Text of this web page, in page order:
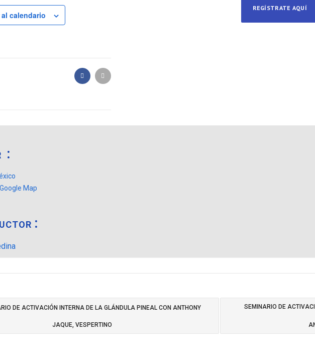
calendario
REGÍSTRATE AQUÍ
Map
DE ACTIVACIÓN INTERNA DE LA GLÁNDULA PINEAL CON ANTHONY
JAQUE, VESPERTINO
SEMINARIO DE